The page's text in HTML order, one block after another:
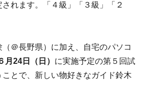
れます。「４級」「３級」「２
＠長野県）に加え、自宅のパソコ
月24日（日） に実施予定の第５回試
とで、新しい物好きなガイド鈴木